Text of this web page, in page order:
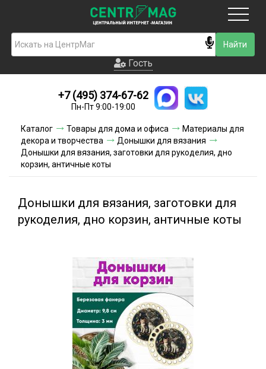
Гость
Новинки
Условия доставки
Условия оплаты
Акции и скидки
Гость
+7 (495) 374-67-62
Пн-Пт 9:00-19:00
Каталог Товары для дома и офиса
Материалы для
декора и творчества
Донышки для вязания
Донышки для вязания, заготовки для рукоделия, дно
корзин, античные коты
Донышки для вязания, заготовки для
рукоделия, дно корзин, античные коты